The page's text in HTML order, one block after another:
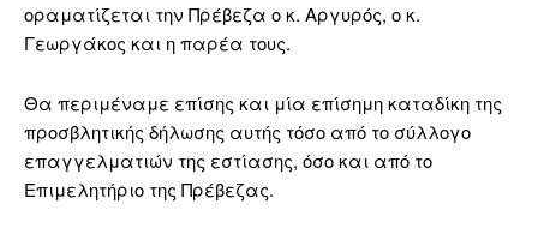
οραματίζεται την Πρέβεζα ο κ. Αργυρός, ο κ.
Γεωργάκος και η παρέα τους.
Θα περιμέναμε επίσης και μία επίσημη καταδίκη της
προσβλητικής δήλωσης αυτής τόσο από το σύλλογο
επαγγελματιών της εστίασης, όσο και από το
Επιμελητήριο της Πρέβεζας.